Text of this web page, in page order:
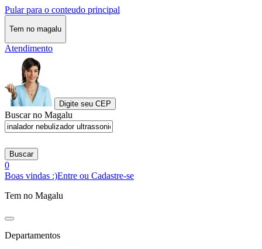
Pular para o conteudo principal
Tem no magalu
Atendimento
Digite seu CEP
Buscar no Magalu
Buscar
0
Boas vindas :)Entre ou Cadastre-se
Tem no Magalu
Departamentos